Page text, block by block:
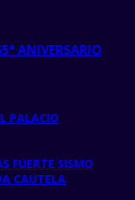
ANIVERSARIO
PALACIO
FUERTE SISMO
CAUTELA